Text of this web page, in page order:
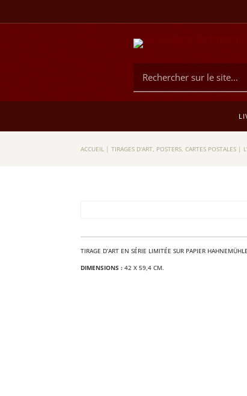
ACCUEIL |TIRAGES D'ART, POSTERS, CARTES POSTALES |
TIRAGE D’ART EN SÉRIE LIMI­TÉE SUR PAPIER
DIMEN­SIONS : 42 X 59,4 CM.